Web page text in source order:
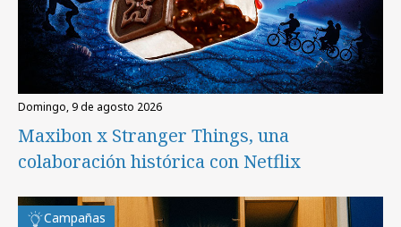
domingo, 9 de agosto 2026
Maxibon x Stranger Things, una
colaboración histórica con Netflix
Campañas